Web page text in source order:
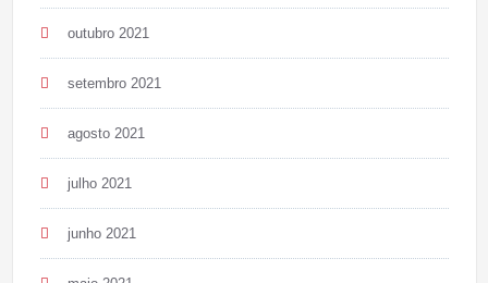
outubro 2021
setembro 2021
agosto 2021
julho 2021
junho 2021